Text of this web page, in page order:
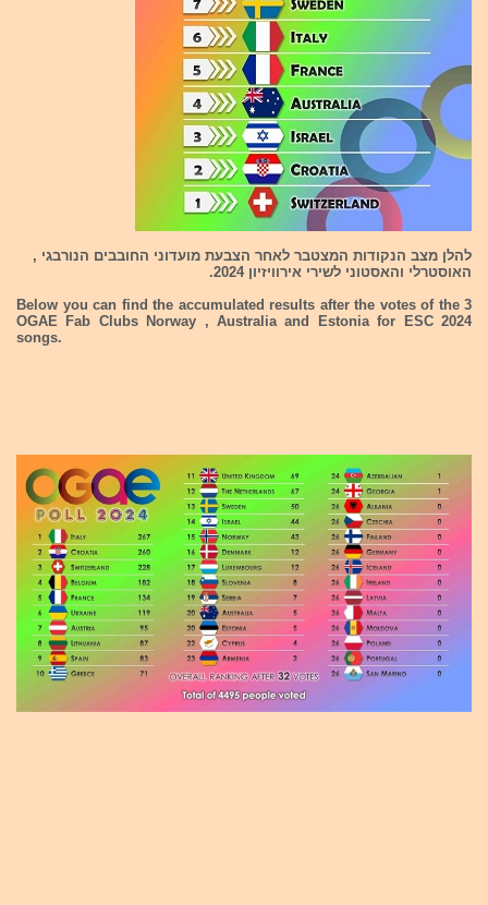
להלן מצב הנקודות המצטבר לאחר הצבעת מועדוני החובבים הנורבגי ,
האוסטרלי והאסטוני לשירי אירוויזיון 2024.
Below you can find the accumulated results after the votes of the 3
OGAE Fab Clubs Norway , Australia and Estonia for ESC 2024
songs.